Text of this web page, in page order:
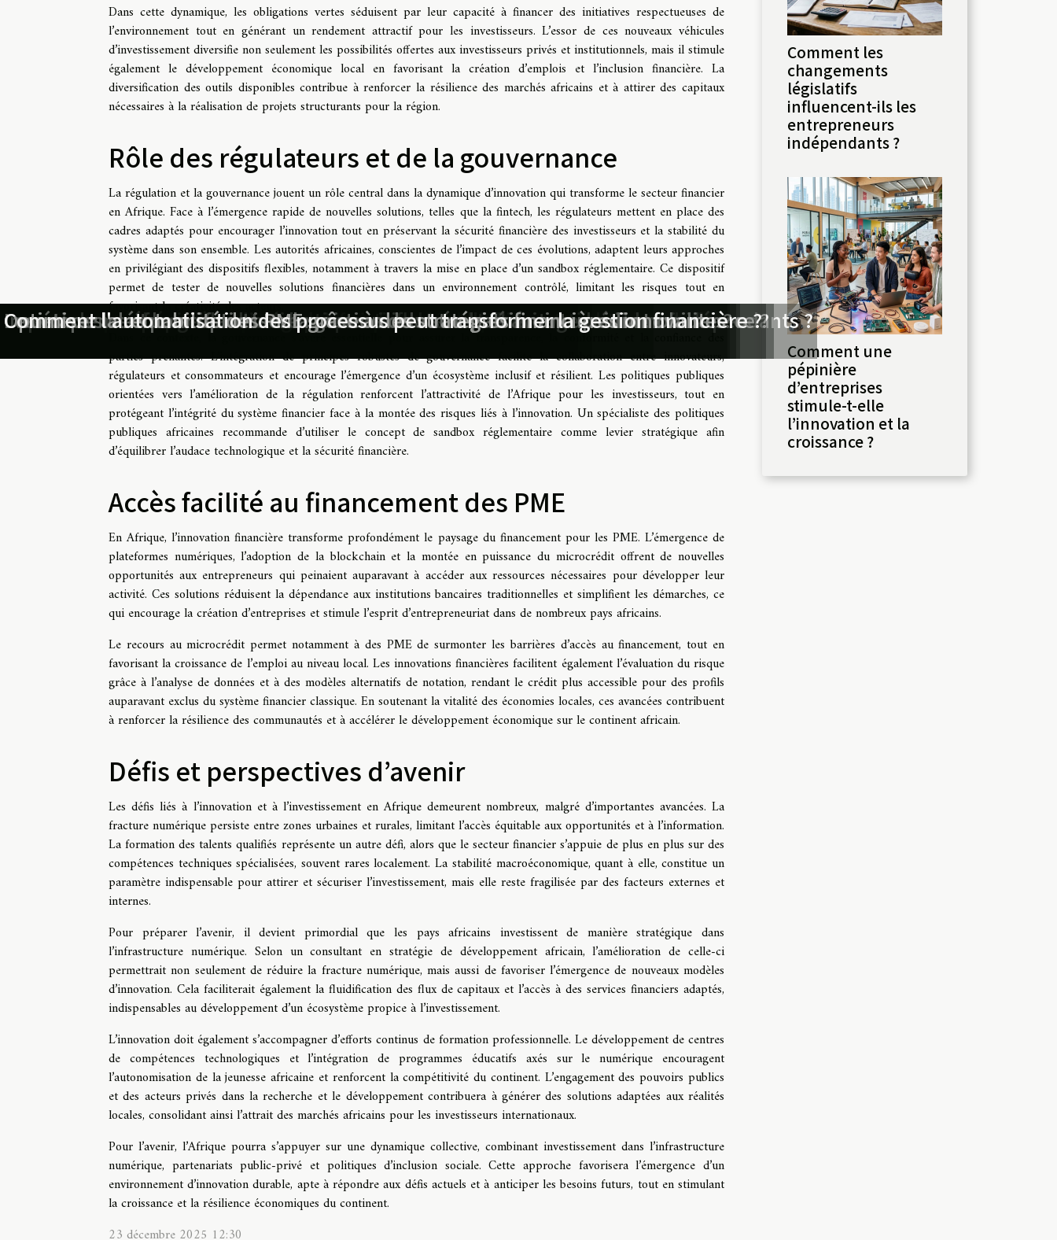
Dans cette dynamique, les obligations vertes séduisent par leur capacité à financer des initiatives respectueuses de
l’environnement tout en générant un rendement attractif pour les investisseurs. L’essor de ces nouveaux véhicules
d’investissement diversifie non seulement les possibilités offertes aux investisseurs privés et institutionnels, mais il stimule
également le développement économique local en favorisant la création d’emplois et l’inclusion financière. La
diversification des outils disponibles contribue à renforcer la résilience des marchés africains et à attirer des capitaux
nécessaires à la réalisation de projets structurants pour la région.
Rôle des régulateurs et de la gouvernance
La régulation et la gouvernance jouent un rôle central dans la dynamique d’innovation qui transforme le secteur financier
en Afrique. Face à l’émergence rapide de nouvelles solutions, telles que la fintech, les régulateurs mettent en place des
cadres adaptés pour encourager l’innovation tout en préservant la sécurité financière des investisseurs et la stabilité du
système dans son ensemble. Les autorités africaines, conscientes de l’impact de ces évolutions, adaptent leurs approches
en privilégiant des dispositifs flexibles, notamment à travers la mise en place d’un sandbox réglementaire. Ce dispositif
permet de tester de nouvelles solutions financières dans un environnement contrôlé, limitant les risques tout en
favorisant la créativité des acteurs.
Dans ce contexte, la gouvernance s’avère essentielle pour assurer la transparence, la conformité et la confiance des
parties prenantes. L’intégration de principes robustes de gouvernance facilite la collaboration entre innovateurs,
régulateurs et consommateurs et encourage l’émergence d’un écosystème inclusif et résilient. Les politiques publiques
orientées vers l’amélioration de la régulation renforcent l’attractivité de l’Afrique pour les investisseurs, tout en
protégeant l’intégrité du système financier face à la montée des risques liés à l’innovation. Un spécialiste des politiques
publiques africaines recommande d’utiliser le concept de sandbox réglementaire comme levier stratégique afin
d’équilibrer l’audace technologique et la sécurité financière.
Accès facilité au financement des PME
En Afrique, l’innovation financière transforme profondément le paysage du financement pour les PME. L’émergence de
plateformes numériques, l’adoption de la blockchain et la montée en puissance du microcrédit offrent de nouvelles
opportunités aux entrepreneurs qui peinaient auparavant à accéder aux ressources nécessaires pour développer leur
activité. Ces solutions réduisent la dépendance aux institutions bancaires traditionnelles et simplifient les démarches, ce
qui encourage la création d’entreprises et stimule l’esprit d’entrepreneuriat dans de nombreux pays africains.
Le recours au microcrédit permet notamment à des PME de surmonter les barrières d’accès au financement, tout en
favorisant la croissance de l’emploi au niveau local. Les innovations financières facilitent également l’évaluation du risque
grâce à l’analyse de données et à des modèles alternatifs de notation, rendant le crédit plus accessible pour des profils
auparavant exclus du système financier classique. En soutenant la vitalité des économies locales, ces avancées contribuent
à renforcer la résilience des communautés et à accélérer le développement économique sur le continent africain.
Défis et perspectives d’avenir
Les défis liés à l’innovation et à l’investissement en Afrique demeurent nombreux, malgré d’importantes avancées. La
fracture numérique persiste entre zones urbaines et rurales, limitant l’accès équitable aux opportunités et à l’information.
La formation des talents qualifiés représente un autre défi, alors que le secteur financier s’appuie de plus en plus sur des
compétences techniques spécialisées, souvent rares localement. La stabilité macroéconomique, quant à elle, constitue un
paramètre indispensable pour attirer et sécuriser l’investissement, mais elle reste fragilisée par des facteurs externes et
internes.
Pour préparer l’avenir, il devient primordial que les pays africains investissent de manière stratégique dans
l’infrastructure numérique. Selon un consultant en stratégie de développement africain, l’amélioration de celle-ci
permettrait non seulement de réduire la fracture numérique, mais aussi de favoriser l’émergence de nouveaux modèles
d’innovation. Cela faciliterait également la fluidification des flux de capitaux et l’accès à des services financiers adaptés,
indispensables au développement d’un écosystème propice à l’investissement.
L’innovation doit également s’accompagner d’efforts continus de formation professionnelle. Le développement de centres
de compétences technologiques et l’intégration de programmes éducatifs axés sur le numérique encouragent
l’autonomisation de la jeunesse africaine et renforcent la compétitivité du continent. L’engagement des pouvoirs publics
et des acteurs privés dans la recherche et le développement contribuera à générer des solutions adaptées aux réalités
locales, consolidant ainsi l’attrait des marchés africains pour les investisseurs internationaux.
Pour l’avenir, l’Afrique pourra s’appuyer sur une dynamique collective, combinant investissement dans l’infrastructure
numérique, partenariats public-privé et politiques d’inclusion sociale. Cette approche favorisera l’émergence d’un
environnement d’innovation durable, apte à répondre aux défis actuels et à anticiper les besoins futurs, tout en stimulant
la croissance et la résilience économiques du continent.
23 décembre 2025 12:30
Comment les
changements
législatifs
influencent-ils les
entrepreneurs
indépendants ?
Comment une
pépinière
d’entreprises
stimule-t-elle
l’innovation et la
croissance ?
Courtier en assurance de prêt : le chaînon invisible du financement immobilier
Assurance prêt santé : lever les mythes pour débloquer son crédit immobilier
Comment les changements législatifs influencent-ils les entrepreneurs indépendants ?
Comment une pépinière d’entreprises stimule-t-elle l’innovation et la croissance ?
Comment les changements climatiques influencent-ils le marché immobilier ?
Impact de la réforme du droit des successions sur les héritages
Investissement locatif au Havre : misez sur la sécurité avec Lupsidia !
Les étapes clés pour optimiser la gestion de votre patrimoine
Optimiser la rentabilité des PME grâce à des stratégies financières innovantes
Comment l'automatisation des processus peut transformer la gestion financière ?